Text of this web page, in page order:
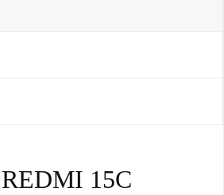
15C